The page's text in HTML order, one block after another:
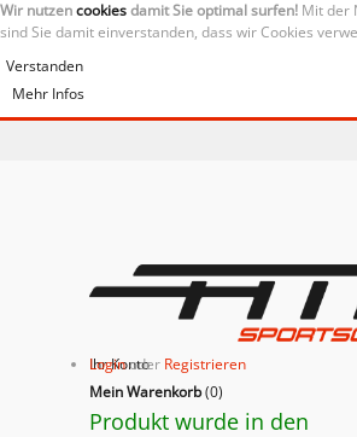
Wir nutzencookiesdamit Sie optimal surfen! Mit der
sind Sie damit einverstanden, dass wir Cookies
Verstanden
Mehr Infos
Ihr Konto
Loginoder Registrieren
Mein Warenkorb(0)
Produkt wurde in den